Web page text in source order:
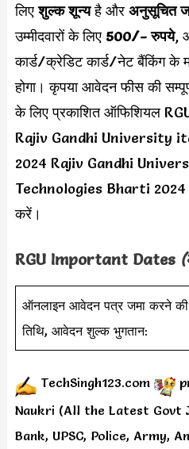
लिएशुल्क शून्यहै और अनुसूचित
उम्मीदवारों के लिए 500/- रुपये,
कार्ड/क्रेडिट कार्ड/नेट बैंकिंग के
होगा। कृपया आवेदन फीस की
के लिए प्रकाशित ऑफिशियल
Rajiv Gandhi University
2024 Rajiv Gandhi
Technologies Bharti
करें।
RGU Important Dates
ऑनलाइन आवेदन पत्र जमा करने
तिथि, आवेदन शुल्क भुगतान:
TechSingh123.com
Naukri (All the Latest Govt
Bank, UPSC, Police, Army,